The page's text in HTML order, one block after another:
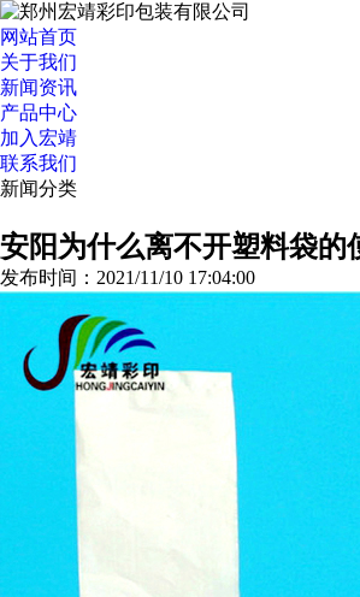
网站首页
关于我们
新闻资讯
产品中心
加入宏靖
联系我们
新闻分类
安阳为什么离不开塑料袋的
发布时间：2021/11/10 17:04:00